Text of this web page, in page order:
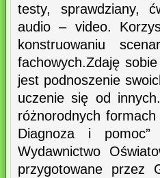
testy, sprawdziany,
audio – video.
konstruowaniu
fachowych.Zdaję
jest podnoszenie
uczenie się od
różnorodnych
Diagnoza i
Wydawnictwo
przygotowane przez